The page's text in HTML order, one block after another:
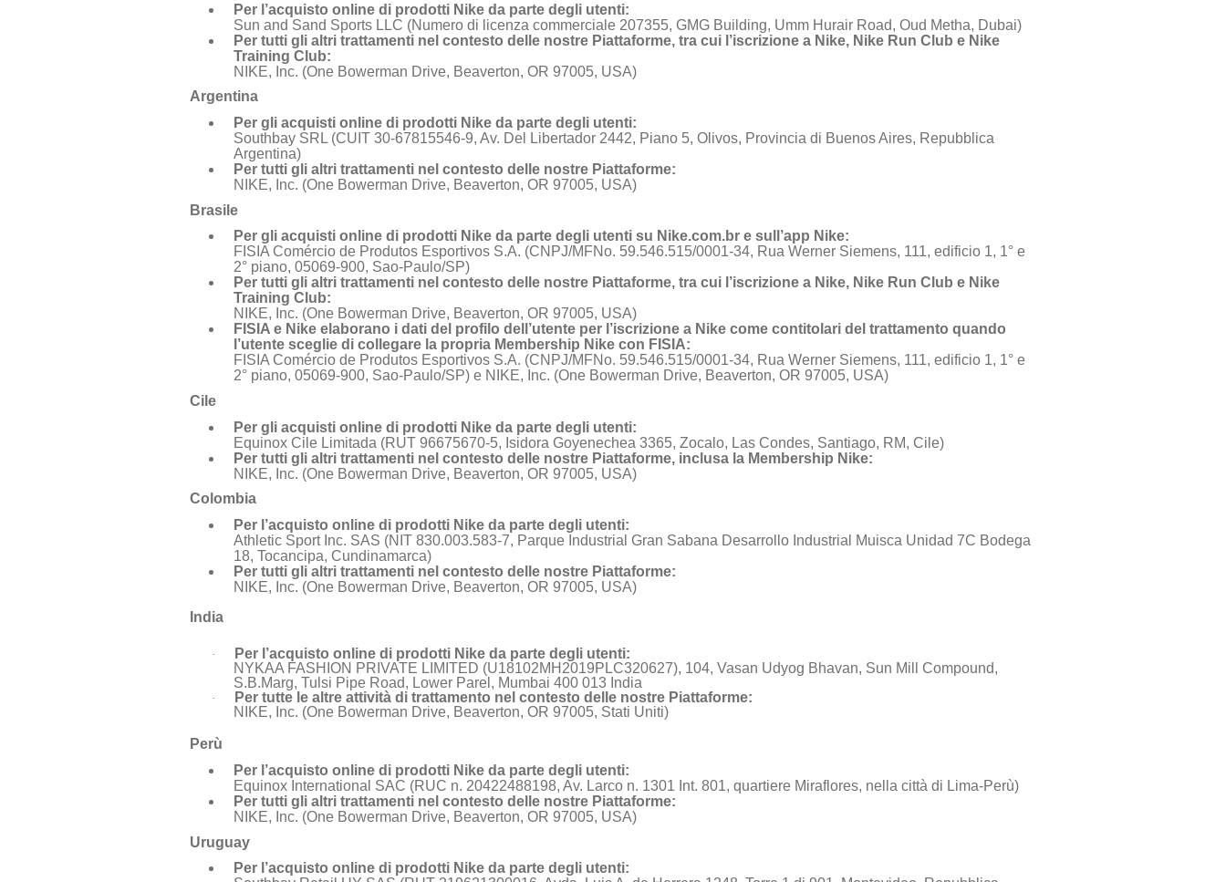
Per l’acquisto online di prodotti Nike da parte degli utenti:
Sun and Sand Sports LLC (Numero di licenza commerciale 207355, GMG Building, Umm Hurair Road, Oud Metha, Dubai)
Per tutti gli altri trattamenti nel contesto delle nostre Piattaforme, tra cui l’iscrizione a Nike, Nike Run Club e Nike
Training Club:
NIKE, Inc. (One Bowerman Drive, Beaverton, OR 97005, USA)
Argentina
Per gli acquisti online di prodotti Nike da parte degli utenti:
Southbay SRL (CUIT 30-67815546-9, Av. Del Libertador 2442, Piano 5, Olivos, Provincia di Buenos Aires, Repubblica
Argentina)
Per tutti gli altri trattamenti nel contesto delle nostre Piattaforme:
NIKE, Inc. (One Bowerman Drive, Beaverton, OR 97005, USA)
Brasile
Per gli acquisti online di prodotti Nike da parte degli utenti su Nike.com.br e sull’app Nike:
FISIA Comércio de Produtos Esportivos S.A. (CNPJ/MFNo. 59.546.515/0001-34, Rua Werner Siemens, 111, edificio 1, 1° e
2° piano, 05069-900, Sao-Paulo/SP)
Per tutti gli altri trattamenti nel contesto delle nostre Piattaforme, tra cui l’iscrizione a Nike, Nike Run Club e Nike
Training Club:
NIKE, Inc. (One Bowerman Drive, Beaverton, OR 97005, USA)
FISIA e Nike elaborano i dati del profilo dell’utente per l’iscrizione a Nike come contitolari del trattamento quando
l’utente sceglie di collegare la propria Membership Nike con FISIA:
FISIA Comércio de Produtos Esportivos S.A. (CNPJ/MFNo. 59.546.515/0001-34, Rua Werner Siemens, 111, edificio 1, 1° e
2° piano, 05069-900, Sao-Paulo/SP) e NIKE, Inc. (One Bowerman Drive, Beaverton, OR 97005, USA)
Cile
Per gli acquisti online di prodotti Nike da parte degli utenti:
Equinox Cile Limitada (RUT 96675670-5, Isidora Goyenechea 3365, Zocalo, Las Condes, Santiago, RM, Cile)
Per tutti gli altri trattamenti nel contesto delle nostre Piattaforme, inclusa la Membership Nike:
NIKE, Inc. (One Bowerman Drive, Beaverton, OR 97005, USA)
Colombia
Per l’acquisto online di prodotti Nike da parte degli utenti:
Athletic Sport Inc. SAS (NIT 830.003.583-7, Parque Industrial Gran Sabana Desarrollo Industrial Muisca Unidad 7C Bodega
18, Tocancipa, Cundinamarca)
Per tutti gli altri trattamenti nel contesto delle nostre Piattaforme:
NIKE, Inc. (One Bowerman Drive, Beaverton, OR 97005, USA)
India
·
Per l’acquisto online di prodotti Nike da parte degli utenti:
NYKAA FASHION PRIVATE LIMITED (U18102MH2019PLC320627), 104, Vasan Udyog Bhavan, Sun Mill Compound,
S.B.Marg, Tulsi Pipe Road, Lower Parel, Mumbai 400 013 India
·
Per tutte le altre attività di trattamento nel contesto delle nostre Piattaforme:
NIKE, Inc. (One Bowerman Drive, Beaverton, OR 97005, Stati Uniti)
Perù
Per l’acquisto online di prodotti Nike da parte degli utenti:
Equinox International SAC (RUC n. 20422488198, Av. Larco n. 1301 Int. 801, quartiere Miraflores, nella città di Lima-Perù)
Per tutti gli altri trattamenti nel contesto delle nostre Piattaforme:
NIKE, Inc. (One Bowerman Drive, Beaverton, OR 97005, USA)
Uruguay
Per l’acquisto online di prodotti Nike da parte degli utenti: